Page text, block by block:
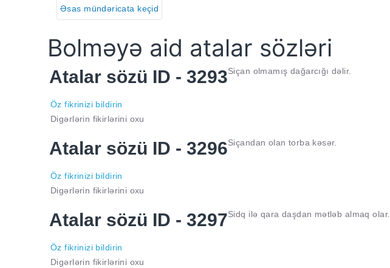
Əsas mündəricata keçid
Bolməyə aid atalar sözləri
Atalar sözü ID - 3293Siçan olmamış dağarcığı dəlir.
Öz fikrinizi bildirin
Digərlərin fikirlərini oxu
Atalar sözü ID - 3296Siçandan olan torba kəsər.
Öz fikrinizi bildirin
Digərlərin fikirlərini oxu
Atalar sözü ID - 3297Sidq ilə qara daşdan mətləb almaq olar.
Öz fikrinizi bildirin
Digərlərin fikirlərini oxu